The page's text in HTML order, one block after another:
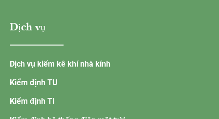
Dịch vụ
Dịch vụ kiểm kê khí nhà kính
Kiểm định TU
Kiểm định TI